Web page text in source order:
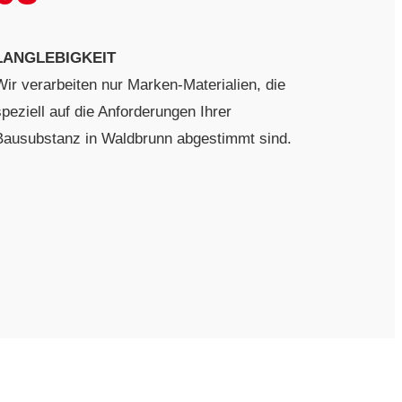
verarbeiten nur Marken-Materialien, die
auf die Anforderungen Ihrer
in Waldbrunn abgestimmt sind.